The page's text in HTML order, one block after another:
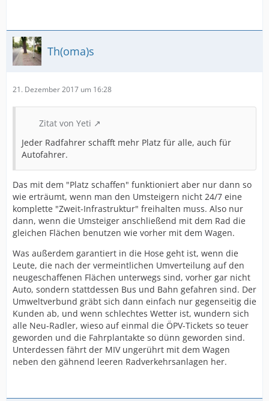
Th(oma)s
21. Dezember 2017 um 16:28
Zitat von Yeti
Jeder Radfahrer schafft mehr Platz für alle, auch für
Autofahrer.
Das mit dem "Platz schaffen" funktioniert aber nur dann so
wie erträumt, wenn man den Umsteigern nicht 24/7 eine
komplette "Zweit-Infrastruktur" freihalten muss. Also nur
dann, wenn die Umsteiger anschließend mit dem Rad die
gleichen Flächen benutzen wie vorher mit dem Wagen.
Was außerdem garantiert in die Hose geht ist, wenn die
Leute, die nach der vermeintlichen Umverteilung auf den
neugeschaffenen Flächen unterwegs sind, vorher gar nicht
Auto, sondern stattdessen Bus und Bahn gefahren sind. Der
Umweltverbund gräbt sich dann einfach nur gegenseitig die
Kunden ab, und wenn schlechtes Wetter ist, wundern sich
alle Neu-Radler, wieso auf einmal die ÖPV-Tickets so teuer
geworden und die Fahrplantakte so dünn geworden sind.
Unterdessen fährt der MIV ungerührt mit dem Wagen
neben den gähnend leeren Radverkehrsanlagen her.